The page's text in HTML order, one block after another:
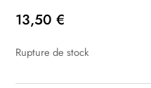
13,50€
Rupture de stock